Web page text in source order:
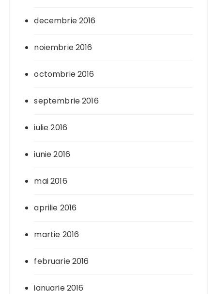
decembrie 2016
noiembrie 2016
octombrie 2016
septembrie 2016
iulie 2016
iunie 2016
mai 2016
aprilie 2016
martie 2016
februarie 2016
ianuarie 2016